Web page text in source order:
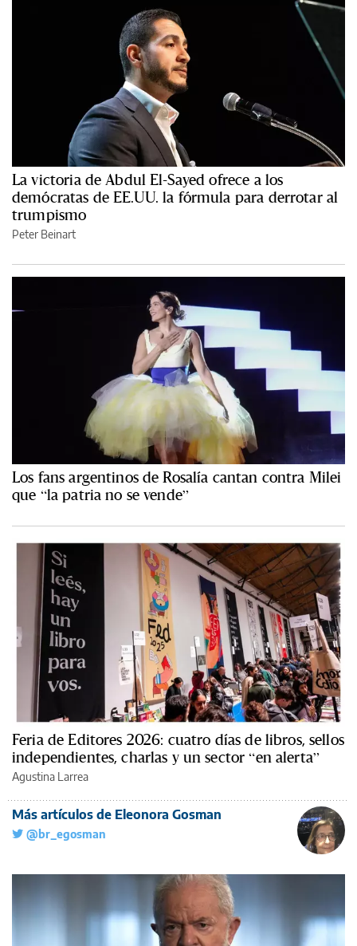
La victoria de Abdul El-Sayed ofrece a los
demócratas de EE.UU. la fórmula para derrotar al
trumpismo
Peter Beinart
Los fans argentinos de Rosalía cantan contra Milei
que “la patria no se vende”
Feria de Editores 2026: cuatro días de libros, sellos
independientes, charlas y un sector “en alerta”
Agustina Larrea
Más artículos de Eleonora Gosman
@br_egosman